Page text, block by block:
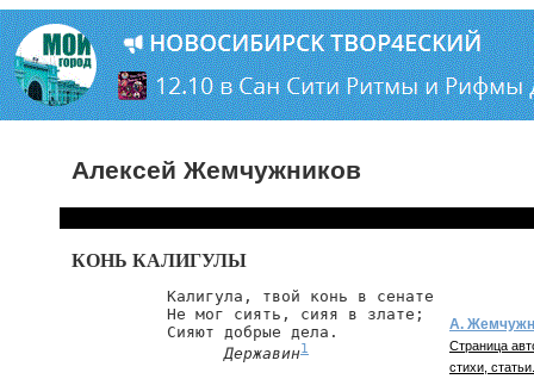
Алексей Жемчужников
КОНЬ КАЛИГУЛЫ
          Калигула, твой конь в сенате
          Не мог сиять, сияя в злате;
          Сияют добрые дела.
Державин1
А.
Страница
стихи, статьи.